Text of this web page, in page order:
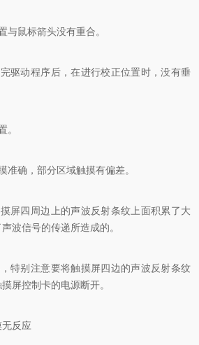
鼠标箭头没有重合。
动程序后，在进行校正位置时，没有垂
确，部分区域触摸有偏差。
四周边上的声波反射条纹上面积累了大
波信号的传递所造成的。
别注意要将触摸屏四边的声波反射条纹
屏控制卡的电源断开。
反应